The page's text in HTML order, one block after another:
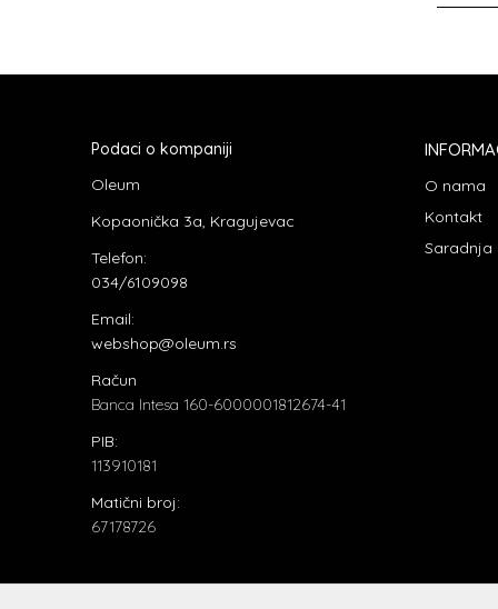
Podaci o kompaniji
Oleum
Kopaonička 3a, Kragujevac
Telefon:
034/6109098
Email:
webshop@oleum.rs
Račun
Banca Intesa 160-6000001812674-41
PIB:
113910181
Matični broj:
67178726
O nama
Kontakt
Saradnja